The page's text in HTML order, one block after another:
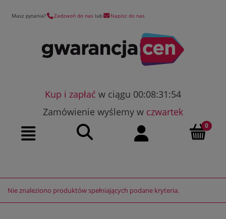
Masz pytania? Zadzwoń do nas lub Napisz do nas
Kup i zapłać w ciągu 00:08:31:54
Zamówienie wyślemy w czwartek
Nie znaleziono produktów spełniających podane kryteria.